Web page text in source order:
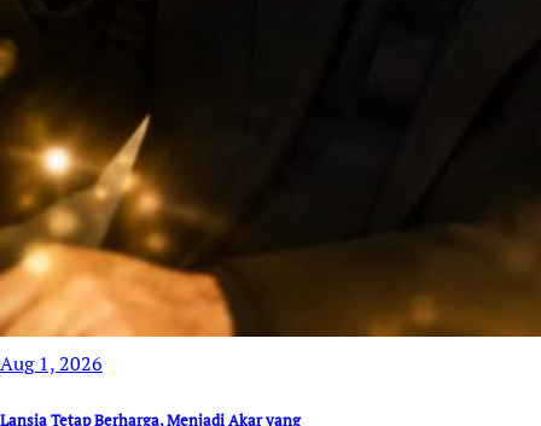
Aug 1, 2026
Lansia Tetap Berharga, Menjadi Akar yang